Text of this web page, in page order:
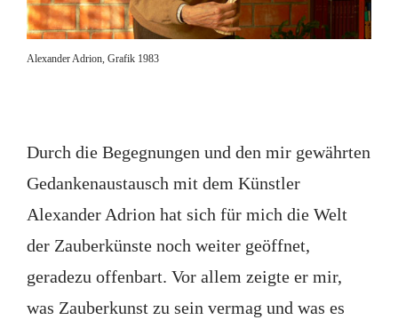
Alexander Adrion, Grafik 1983
Durch die Begegnungen und den mir gewährten
Gedankenaustausch mit dem Künstler
Alexander Adrion hat sich für mich die Welt
der Zauberkünste noch weiter geöffnet,
geradezu offenbart. Vor allem zeigte er mir,
was Zauberkunst zu sein vermag und was es